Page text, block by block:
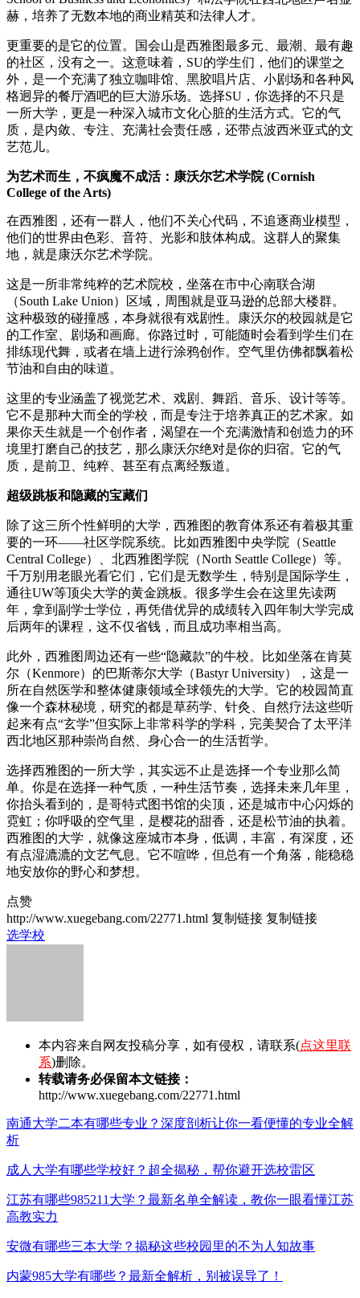
赫，培养了无数本地的商业精英和法律人才。
更重要的是它的位置。国会山是西雅图最多元、最潮、最有趣
的社区，没有之一。这意味着，SU的学生们，他们的课堂之
外，是一个充满了独立咖啡馆、黑胶唱片店、小剧场和各种风
格迥异的餐厅酒吧的巨大游乐场。选择SU，你选择的不只是
一所大学，更是一种深入城市文化心脏的生活方式。它的气
质，是内敛、专注、充满社会责任感，还带点波西米亚式的文
艺范儿。
为艺术而生，不疯魔不成活：康沃尔艺术学院 (Cornish
College of the Arts)
在西雅图，还有一群人，他们不关心代码，不追逐商业模型，
他们的世界由色彩、音符、光影和肢体构成。这群人的聚集
地，就是康沃尔艺术学院。
这是一所非常纯粹的艺术院校，坐落在市中心南联合湖
（South Lake Union）区域，周围就是亚马逊的总部大楼群。
这种极致的碰撞感，本身就很有戏剧性。康沃尔的校园就是它
的工作室、剧场和画廊。你路过时，可能随时会看到学生们在
排练现代舞，或者在墙上进行涂鸦创作。空气里仿佛都飘着松
节油和自由的味道。
这里的专业涵盖了视觉艺术、戏剧、舞蹈、音乐、设计等等。
它不是那种大而全的学校，而是专注于培养真正的艺术家。如
果你天生就是一个创作者，渴望在一个充满激情和创造力的环
境里打磨自己的技艺，那么康沃尔绝对是你的归宿。它的气
质，是前卫、纯粹、甚至有点离经叛道。
超级跳板和隐藏的宝藏们
除了这三所个性鲜明的大学，西雅图的教育体系还有着极其重
要的一环——社区学院系统。比如西雅图中央学院（Seattle
Central College）、北西雅图学院（North Seattle College）等。
千万别用老眼光看它们，它们是无数学生，特别是国际学生，
通往UW等顶尖大学的黄金跳板。很多学生会在这里先读两
年，拿到副学士学位，再凭借优异的成绩转入四年制大学完成
后两年的课程，这不仅省钱，而且成功率相当高。
此外，西雅图周边还有一些“隐藏款”的牛校。比如坐落在肯莫
尔（Kenmore）的巴斯蒂尔大学（Bastyr University），这是一
所在自然医学和整体健康领域全球领先的大学。它的校园简直
像一个森林秘境，研究的都是草药学、针灸、自然疗法这些听
起来有点“玄学”但实际上非常科学的学科，完美契合了太平洋
西北地区那种崇尚自然、身心合一的生活哲学。
选择西雅图的一所大学，其实远不止是选择一个专业那么简
单。你是在选择一种气质，一种生活节奏，选择未来几年里，
你抬头看到的，是哥特式图书馆的尖顶，还是城市中心闪烁的
霓虹；你呼吸的空气里，是樱花的甜香，还是松节油的执着。
西雅图的大学，就像这座城市本身，低调，丰富，有深度，还
有点湿漉漉的文艺气息。它不喧哗，但总有一个角落，能稳稳
地安放你的野心和梦想。
点赞
http://www.xuegebang.com/22771.html 复制链接 复制链接
选学校
本内容来自网友投稿分享，如有侵权，请联系(点这里联
系)删除。
转载请务必保留本文链接：
http://www.xuegebang.com/22771.html
南通大学二本有哪些专业？深度剖析让你一看便懂的专业全解
析
成人大学有哪些学校好？超全揭秘，帮你避开选校雷区
江苏有哪些985211大学？最新名单全解读，教你一眼看懂江苏
高教实力
安微有哪些三本大学？揭秘这些校园里的不为人知故事
内蒙985大学有哪些？最新全解析，别被误导了！